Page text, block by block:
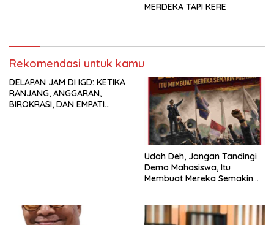
MERDEKA TAPI KERE
Rekomendasi untuk kamu
DELAPAN JAM DI IGD: KETIKA
RANJANG, ANGGARAN,
BIROKRASI, DAN EMPATI
Udah Deh, Jangan Tandingi
Demo Mahasiswa, Itu
Membuat Mereka Semakin